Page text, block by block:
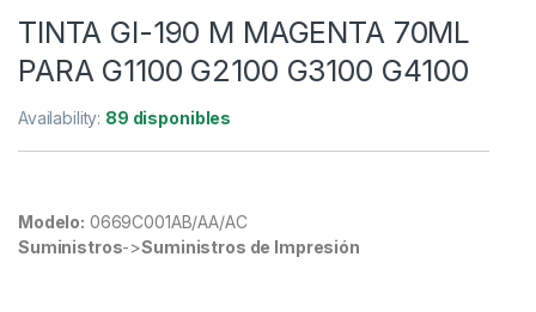
TINTA GI-190 M MAGENTA 70ML
PARA G1100 G2100 G3100 G4100
Availability: 89 disponibles
Modelo: 0669C001AB/AA/AC
Suministros->Suministros de Impresión